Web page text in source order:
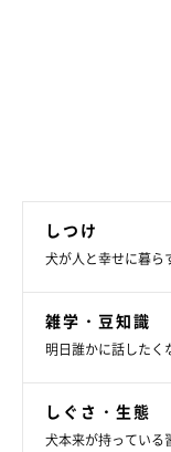
いぬのきもち投稿写真ギャラ
物音や気配が「
犬は何かの物音や
怖い」「どこかへ
しつけ
犬が人と幸せに暮ら
雑学・豆知識
明日誰かに話したく
しぐさ・生態
犬本来が持っている